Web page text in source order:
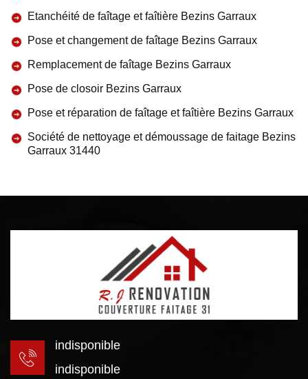
Etanchéité de faîtage et faîtière Bezins Garraux
Pose et changement de faîtage Bezins Garraux
Remplacement de faîtage Bezins Garraux
Pose de closoir Bezins Garraux
Pose et réparation de faîtage et faîtière Bezins Garraux
Société de nettoyage et démoussage de faitage Bezins
Garraux 31440
indisponible
indisponible